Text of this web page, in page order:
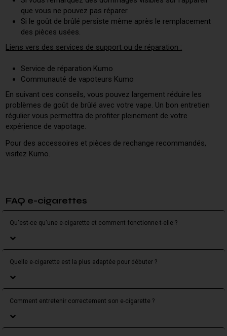
que vous ne pouvez pas réparer.
Si le goût de brûlé persiste même après le remplacement
des pièces usées.
Liens vers des services de support ou de réparation :
Service de réparation Kumo
Communauté de vapoteurs Kumo
En suivant ces conseils, vous pouvez largement réduire les
problèmes de goût de brûlé avec votre vape. Un bon entretien
régulier vous permettra de profiter pleinement de votre
expérience de vapotage.
Pour des accessoires et pièces de rechange recommandés,
visitez Kumo.
FAQ e-cigarettes
Qu'est-ce qu'une e-cigarette et comment fonctionne-t-elle ?
Quelle e-cigarette est la plus adaptée pour débuter ?
Comment entretenir correctement son e-cigarette ?